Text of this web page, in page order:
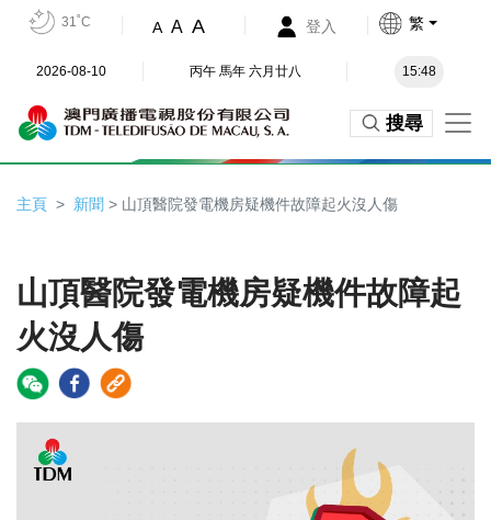
31˚C A A A 登入 繁
2026-08-10 丙午 馬年 六月廿八 15:48
搜尋
主頁 新聞 > 山頂醫院發電機房疑機件故障起火沒人傷
山頂醫院發電機房疑機件故障起
火沒人傷